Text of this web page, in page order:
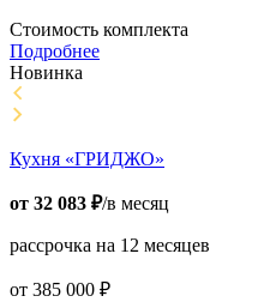
Стоимость комплекта
Подробнее
Новинка
Кухня «ГРИДЖО»
от 32 083 ₽/в месяц
рассрочка на 12 месяцев
от 385 000 ₽